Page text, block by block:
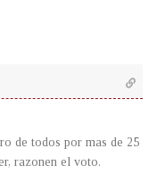
de todos por mas de 25
razonen el voto.